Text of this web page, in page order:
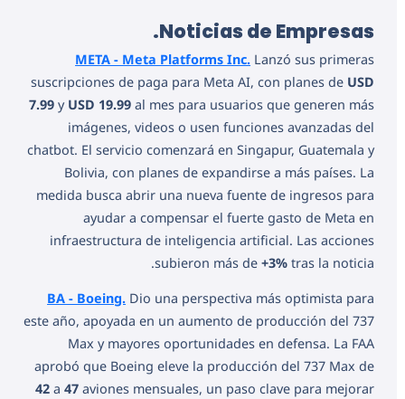
Noticias de Empresas.
META - Meta Platforms Inc. Lanzó sus primeras
suscripciones de paga para Meta AI, con planes de USD
7.99 y USD 19.99 al mes para usuarios que generen más
imágenes, videos o usen funciones avanzadas del
chatbot. El servicio comenzará en Singapur, Guatemala y
Bolivia, con planes de expandirse a más países. La
medida busca abrir una nueva fuente de ingresos para
ayudar a compensar el fuerte gasto de Meta en
infraestructura de inteligencia artificial. Las acciones
subieron más de+3% tras la noticia.
BA - Boeing. Dio una perspectiva más optimista para
este año, apoyada en un aumento de producción del 737
Max y mayores oportunidades en defensa. La FAA
aprobó que Boeing eleve la producción del 737 Max de
42 a47 aviones mensuales, un paso clave para mejorar